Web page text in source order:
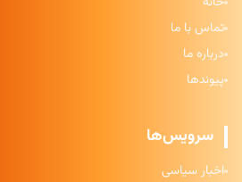
تماس با ما
درباره ما
پیوندها
سرویس‌ها
اخبار سیاسی